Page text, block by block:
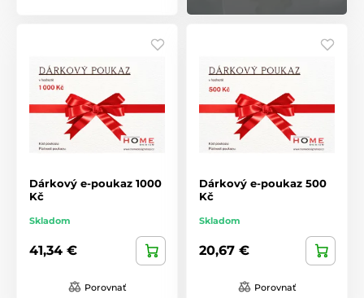
Dárkový e-poukaz 1000
Kč
Skladom
41,34 €
Porovnať
Dárkový e-poukaz 500
Kč
Skladom
20,67 €
Porovnať